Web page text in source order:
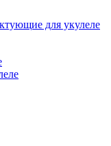
для укулеле